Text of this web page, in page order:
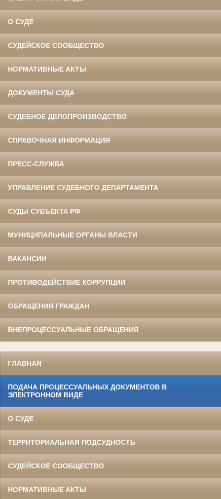
О СУДЕ
СУДЕЙСКОЕ СООБЩЕСТВО
НОРМАТИВНЫЕ АКТЫ
ДОКУМЕНТЫ СУДА
СУДЕБНОЕ ДЕЛОПРОИЗВОДСТВО
СПРАВОЧНАЯ ИНФОРМАЦИЯ
ПРЕСС-СЛУЖБА
УПРАВЛЕНИЕ СУДЕБНОГО ДЕПАРТАМЕНТА
СУДЫ СУБЪЕКТА РФ
МУНИЦИПАЛЬНЫЕ ОРГАНЫ ВЛАСТИ
ВАКАНСИИ
ПРОТИВОДЕЙСТВИЕ КОРРУПЦИИ
ОБРАЩЕНИЯ ГРАЖДАН
ВНЕПРОЦЕССУАЛЬНЫЕ ОБРАЩЕНИЯ
ГЛАВНАЯ
ПОДАЧА ПРОЦЕССУАЛЬНЫХ ДОКУМЕНТОВ В
ЭЛЕКТРОННОМ ВИДЕ
О СУДЕ
ТЕРРИТОРИАЛЬНАЯ ПОДСУДНОСТЬ
СУДЕЙСКОЕ СООБЩЕСТВО
НОРМАТИВНЫЕ АКТЫ